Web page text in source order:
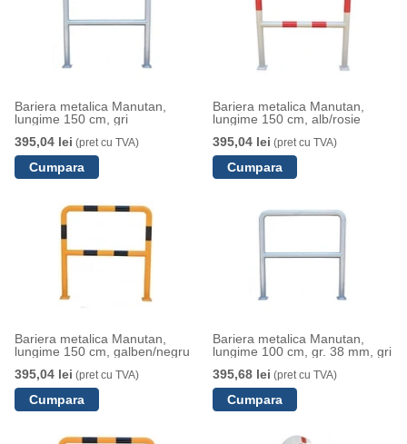
Bariera metalica Manutan,
lungime 150 cm, gri
395,04 lei (pret cu TVA)
Bariera metalica Manutan,
lungime 150 cm, alb/rosie
395,04 lei (pret cu TVA)
Bariera metalica Manutan,
lungime 150 cm, galben/negru
395,04 lei (pret cu TVA)
Bariera metalica Manutan,
lungime 100 cm, gr. 38 mm, gri
395,68 lei (pret cu TVA)